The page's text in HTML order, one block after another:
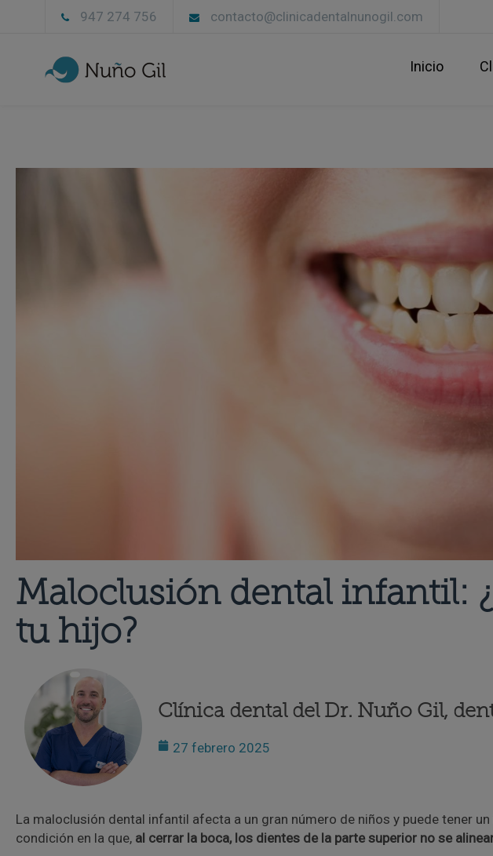
947 274 756 contacto@clinicadentalnunogil.com
Inicio
Maloclusión dental infantil:
tu hijo?
Clínica dental del Dr. Nuño Gil,
27 febrero 2025
La maloclusión dental infantil afecta a un gran número de niños y puede tener
condición en la que, al cerrar la boca, los dientes de la parte superior no se